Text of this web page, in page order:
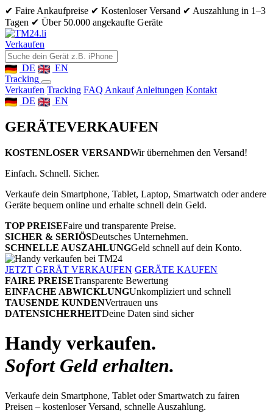
✔ Faire Ankaufpreise ✔ Kostenloser Versand ✔ Auszahlung in 1–3
Tagen ✔ Über 50.000 angekaufte Geräte
Verkaufen
DE
EN
Tracking
Verkaufen Tracking FAQ Ankauf Anleitungen Kontakt
DE
EN
GERÄTEVERKAUFEN
KOSTENLOSER VERSANDWir übernehmen den Versand!
Einfach. Schnell. Sicher.
Verkaufe dein Smartphone, Tablet, Laptop, Smartwatch oder andere
Geräte bequem online und erhalte schnell dein Geld.
TOP PREISEFaire und transparente Preise.
SICHER & SERIÖSDeutsches Unternehmen.
SCHNELLE AUSZAHLUNGGeld schnell auf dein Konto.
JETZT GERÄT VERKAUFEN GERÄTE KAUFEN
FAIRE PREISETransparente Bewertung
EINFACHE ABWICKLUNGUnkompliziert und schnell
TAUSENDE KUNDENVertrauen uns
DATENSICHERHEITDeine Daten sind sicher
Handy verkaufen.
Sofort Geld erhalten.
Verkaufe dein Smartphone, Tablet oder Smartwatch zu fairen
Preisen – kostenloser Versand, schnelle Auszahlung.